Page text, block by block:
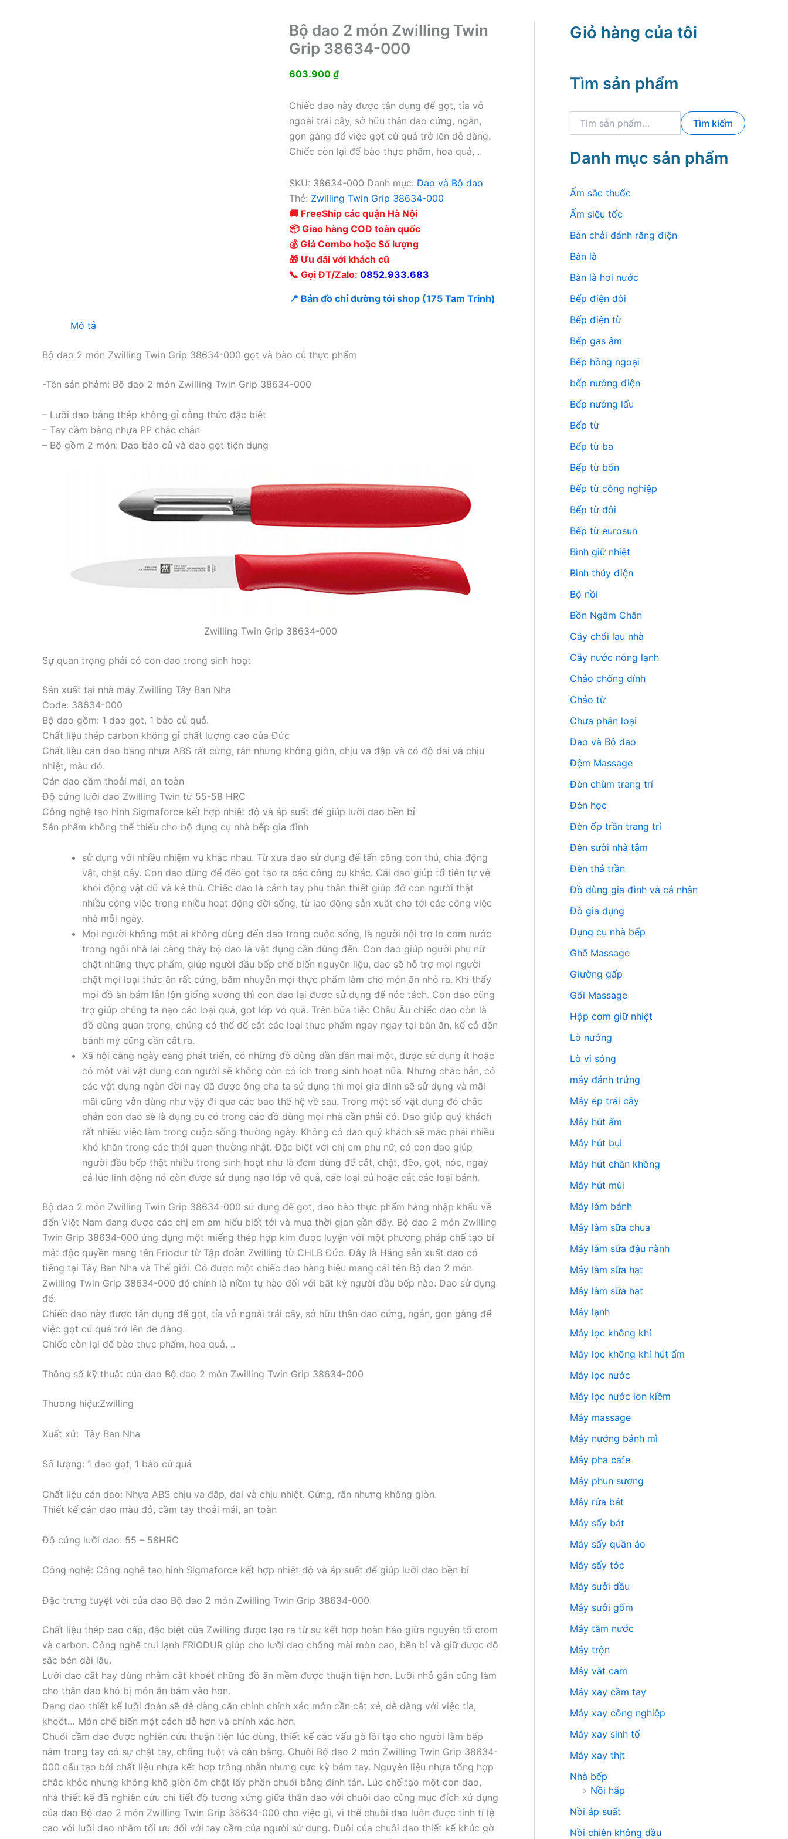
Bộ dao 2 món Zwilling Twin
Grip 38634-000
603.900 ₫
Chiếc dao này được tận dụng để gọt, tỉa vỏ
ngoài trái cây, sở hữu thân dao cứng, ngắn,
gọn gàng để việc gọt củ quả trở lên dễ dàng.
Chiếc còn lại để bào thực phẩm, hoa quả, ..
SKU: 38634-000 Danh mục: Dao và Bộ dao
Thẻ: Zwilling Twin Grip 38634-000
🚚 FreeShip các quận Hà Nội
📦 Giao hàng COD toàn quốc
💰 Giá Combo hoặc Số lượng
🎁 Ưu đãi với khách cũ
📞 Gọi ĐT/Zalo: 0852.933.683
📍 Bản đồ chỉ đường tới shop (175 Tam Trinh)
Mô tả
Bộ dao 2 món Zwilling Twin Grip 38634-000 gọt và bào củ thực phẩm
-Tên sản phảm: Bộ dao 2 món Zwilling Twin Grip 38634-000
– Lưỡi dao bằng thép không gỉ công thức đặc biệt
– Tay cầm bằng nhựa PP chắc chắn
– Bộ gồm 2 món: Dao bào củ và dao gọt tiện dụng
Zwilling Twin Grip 38634-000
Sự quan trọng phải có con dao trong sinh hoạt
Sản xuất tại nhà máy Zwilling Tây Ban Nha
Code: 38634-000
Bộ dao gồm: 1 dao gọt, 1 bào củ quả.
Chất liệu thép carbon không gỉ chất lượng cao của Đức
Chất liệu cán dao bằng nhựa ABS rất cứng, rắn nhưng không giòn, chịu va đập và có độ dai và chịu
nhiệt, màu đỏ.
Cán dao cầm thoải mái, an toàn
Độ cứng lưỡi dao Zwilling Twin từ 55-58 HRC
Công nghệ tạo hình Sigmaforce kết hợp nhiệt độ và áp suất để giúp lưỡi dao bền bỉ
Sản phẩm không thể thiếu cho bộ dụng cụ nhà bếp gia đình
sử dụng với nhiều nhiệm vụ khác nhau. Từ xưa dao sử dụng để tấn công con thú, chia động
vật, chặt cây. Con dao dùng để đẽo gọt tạo ra các công cụ khác. Cái dao giúp tổ tiên tự vệ
khỏi động vật dữ và kẻ thù. Chiếc dao là cánh tay phụ thân thiết giúp đỡ con người thật
nhiều công việc trong nhiều hoạt động đời sống, từ lao động sản xuất cho tới các công việc
nhà mỗi ngày.
Mọi người không một ai không dùng đến dao trong cuộc sống, là người nội trợ lo cơm nước
trong ngôi nhà lại càng thấy bộ dao là vật dụng cần dùng đến. Con dao giúp người phụ nữ
chặt những thực phẩm, giúp người đầu bếp chế biến nguyên liệu, dao sẽ hỗ trợ mọi người
chặt mọi loại thức ăn rất cứng, băm nhuyễn mọi thực phẩm làm cho món ăn nhỏ ra. Khi thấy
mọi đồ ăn bám lẫn lộn giống xương thì con dao lại được sử dụng để nóc tách. Con dao cũng
trợ giúp chúng ta nạo các loại quả, gọt lớp vỏ quả. Trên bữa tiệc Châu Âu chiếc dao còn là
đồ dùng quan trọng, chúng có thể để cắt các loại thực phẩm ngay ngay tại bàn ăn, kể cả đến
bánh mỳ cũng cần cắt ra.
Xã hội càng ngày càng phát triển, có những đồ dùng dần dần mai một, được sử dụng ít hoặc
có một vài vật dụng con người sẽ không còn có ích trong sinh hoạt nữa. Nhưng chắc hẳn, có
các vật dụng ngàn đời nay đã được ông cha ta sử dụng thì mọi gia đình sẽ sử dụng và mãi
mãi cũng vẫn dùng như vậy đi qua các bao thế hệ về sau. Trong một số vật dụng đó chắc
chắn con dao sẽ là dụng cụ có trong các đồ dùng mọi nhà cần phải có. Dao giúp quý khách
rất nhiều việc làm trong cuộc sống thường ngày. Không có dao quý khách sẽ mắc phải nhiều
khó khăn trong các thói quen thường nhật. Đặc biệt với chị em phụ nữ, có con dao giúp
người đầu bếp thật nhiều trong sinh hoạt như là đem dùng để cắt, chặt, đẽo, gọt, nóc, ngay
cả lúc linh động nó còn được sử dụng nạo lớp vỏ quả, các loại củ hoặc cắt các loại bánh.
Bộ dao 2 món Zwilling Twin Grip 38634-000 sử dụng để gọt, dao bào thực phẩm hàng nhập khẩu về
đến Việt Nam đang được các chị em am hiểu biết tới và mua thời gian gần đây. Bộ dao 2 món Zwilling
Twin Grip 38634-000 ứng dụng một miếng thép hợp kim được luyện với một phương pháp chế tạo bí
mật độc quyền mang tên Friodur từ Tập đoàn Zwilling từ CHLB Đức. Đây là Hãng sản xuất dao có
tiếng tại Tây Ban Nha và Thế giới. Có được một chiếc dao hàng hiệu mang cái tên Bộ dao 2 món
Zwilling Twin Grip 38634-000 đó chính là niềm tự hào đối với bất kỳ người đầu bếp nào. Dao sử dụng
để:
Chiếc dao này được tận dụng để gọt, tỉa vỏ ngoài trái cây, sở hữu thân dao cứng, ngắn, gọn gàng để
việc gọt củ quả trở lên dễ dàng.
Chiếc còn lại để bào thực phẩm, hoa quả, ..
Thông số kỹ thuật của dao Bộ dao 2 món Zwilling Twin Grip 38634-000
Thương hiệu:Zwilling
Xuất xứ: Tây Ban Nha
Số lượng: 1 dao gọt, 1 bào củ quả
Chất liệu cán dao: Nhựa ABS chịu va đập, dai và chịu nhiệt. Cứng, rắn nhưng không giòn.
Thiết kế cán dao màu đỏ, cầm tay thoải mái, an toàn
Độ cứng lưỡi dao: 55 – 58HRC
Công nghệ: Công nghệ tạo hình Sigmaforce kết hợp nhiệt độ và áp suất để giúp lưỡi dao bền bỉ
Đặc trưng tuyệt vời của dao Bộ dao 2 món Zwilling Twin Grip 38634-000
Chất liệu thép cao cấp, đặc biệt của Zwilling được tạo ra từ sự kết hợp hoàn hảo giữa nguyên tố crom
và carbon. Công nghệ trui lạnh FRIODUR giúp cho lưỡi dao chống mài mòn cao, bền bỉ và giữ được độ
sắc bén dài lâu.
Lưỡi dao cắt hay dùng nhằm cắt khoét những đồ ăn mềm được thuận tiện hơn. Lưỡi nhỏ gắn cũng làm
cho thân dao khó bị món ăn bám vào hơn.
Dạng dao thiết kế lưỡi đoản sẽ dễ dàng căn chỉnh chính xác món cần cắt xẻ, dễ dàng với việc tỉa,
khoét… Món chế biến một cách dễ hơn và chính xác hơn.
Chuôi cầm dao được nghiên cứu thuận tiện lúc dùng, thiết kế các vấu gờ lồi tạo cho người làm bếp
nắm trong tay có sự chặt tay, chống tuột và cân bằng. Chuôi Bộ dao 2 món Zwilling Twin Grip 38634-
000 cấu tạo bởi chất liệu nhựa kết hợp trông nhẵn nhưng cực kỳ bám tay. Nguyên liệu nhựa tổng hợp
chắc khỏe nhưng không khô giòn ôm chặt lấy phần chuôi bằng đinh tán. Lúc chế tạo một con dao,
nhà thiết kế đã nghiên cứu chi tiết độ tương xứng giữa thân dao với chuôi dao cùng mục đích xử dụng
của dao Bộ dao 2 món Zwilling Twin Grip 38634-000 cho việc gì, vì thế chuôi dao luôn được tính tỉ lệ
cao với lưỡi dao nhằm tối ưu đối với tay cầm của người sử dụng. Đuôi của chuôi dao thiết kế khúc gờ
Giỏ hàng của tôi
Tìm sản phẩm
k
m
:
Tìm kiếm
Danh mục sản phẩm
Ấm sắc thuốc
Ấm siêu tốc
Bàn chải đánh răng điện
Bàn là
Bàn là hơi nước
Bếp điện đôi
Bếp điện từ
Bếp gas âm
Bếp hồng ngoại
bếp nướng điện
Bếp nướng lẩu
Bếp từ
Bếp từ ba
Bếp từ bốn
Bếp từ công nghiệp
Bếp từ đôi
Bếp từ eurosun
Bình giữ nhiệt
Bình thủy điện
Bộ nồi
Bồn Ngâm Chân
Cây chổi lau nhà
Cây nước nóng lạnh
Chảo chống dính
Chảo từ
Chưa phân loại
Dao và Bộ dao
Đệm Massage
Đèn chùm trang trí
Đèn học
Đèn ốp trần trang trí
Đèn sưởi nhà tắm
Đèn thả trần
Đồ dùng gia đình và cá nhân
Đồ gia dụng
Dụng cụ nhà bếp
Ghế Massage
Giường gấp
Gối Massage
Hộp cơm giữ nhiệt
Lò nướng
Lò vi sóng
máy đánh trứng
Máy ép trái cây
Máy hút ẩm
Máy hút bụi
Máy hút chân không
Máy hút mùi
Máy làm bánh
Máy làm sữa chua
Máy làm sữa đậu nành
Máy làm sữa hạt
Máy làm sữa hạt
Máy lạnh
Máy lọc không khí
Máy lọc không khí hút ẩm
Máy lọc nước
Máy lọc nước ion kiềm
Máy massage
Máy nướng bánh mì
Máy pha cafe
Máy phun sương
Máy rửa bát
Máy sấy bát
Máy sấy quần áo
Máy sấy tóc
Máy sưởi dầu
Máy sưởi gốm
Máy tăm nước
Máy trộn
Máy vắt cam
Máy xay cầm tay
Máy xay công nghiệp
Máy xay sinh tố
Máy xay thịt
Nhà bếp
Nồi hấp
Nồi áp suất
Nồi chiên không dầu